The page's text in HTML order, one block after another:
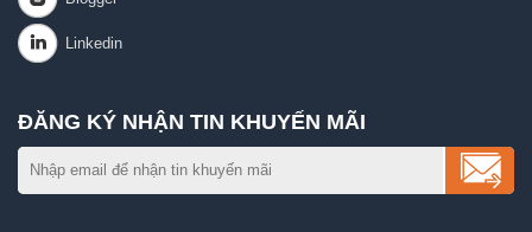
ĐĂNG KÝ NHẬN TIN KHUYẾN MÃI